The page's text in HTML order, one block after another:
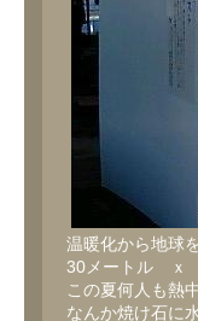
温暖化から地球
30メートル ｘ
この夏何人も熱
なんか焼け石に